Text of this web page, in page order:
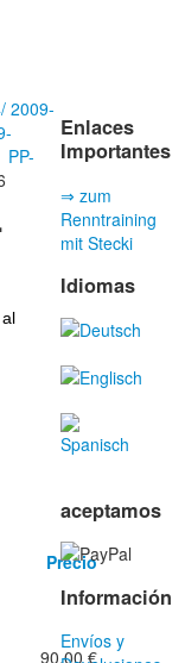
2009-
PP-
Precio
90.00 €
Enlaces
Importantes
⇒ zum
Renntraining
mit Stecki
Idiomas
aceptamos
Información
Envíos y